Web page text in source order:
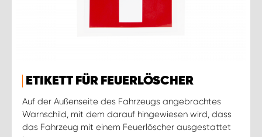
ETIKETT FÜR FEUERLÖSCHER
Auf der Außenseite des Fahrzeugs angebrachtes
Warnschild, mit dem darauf hingewiesen wird, dass
das Fahrzeug mit einem Feuerlöscher ausgestattet